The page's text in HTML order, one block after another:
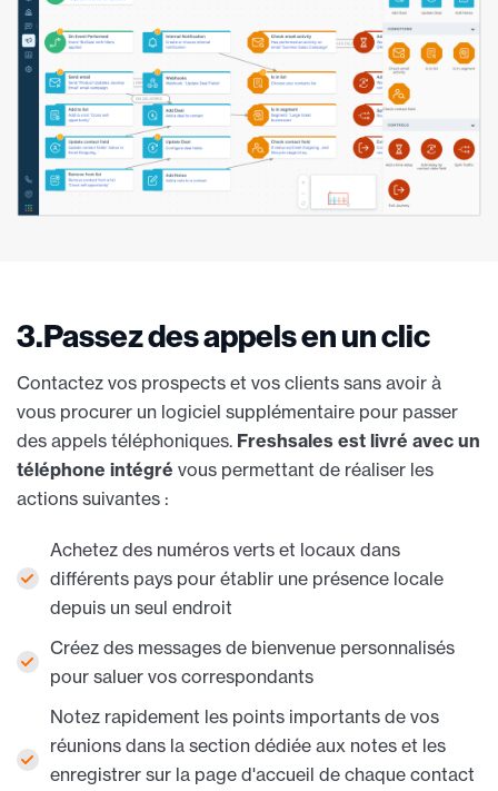
3.Passez des appels en un clic
Contactez vos prospects et vos clients sans avoir à
vous procurer un logiciel supplémentaire pour passer
des appels téléphoniques. Freshsales est livré avec un
téléphone intégré vous permettant de réaliser les
actions suivantes :
Achetez des numéros verts et locaux dans
différents pays pour établir une présence locale
depuis un seul endroit
Créez des messages de bienvenue personnalisés
pour saluer vos correspondants
Notez rapidement les points importants de vos
réunions dans la section dédiée aux notes et les
enregistrer sur la page d'accueil de chaque contact